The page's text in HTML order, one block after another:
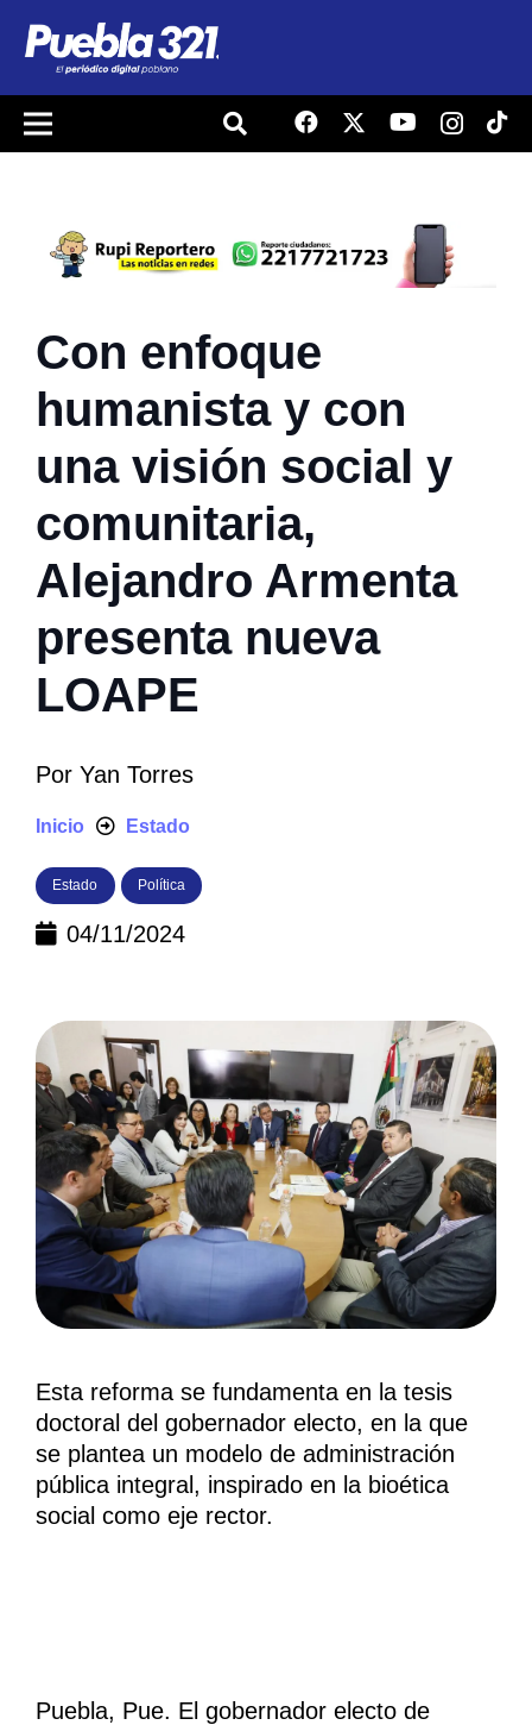
Con enfoque
humanista y con
una visión social y
comunitaria,
Alejandro Armenta
presenta nueva
LOAPE
Por Yan Torres
Inicio Estado
Estado Política
04/11/2024
Esta reforma se fundamenta en la tesis
doctoral del gobernador electo, en la que
se plantea un modelo de administración
pública integral, inspirado en la bioética
social como eje rector.
Puebla, Pue. El gobernador electo de